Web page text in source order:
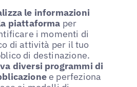
le informazioni
piattaforma per
i momenti di
di attività per il tuo
di destinazione.
diversi programmi di
e perfeziona